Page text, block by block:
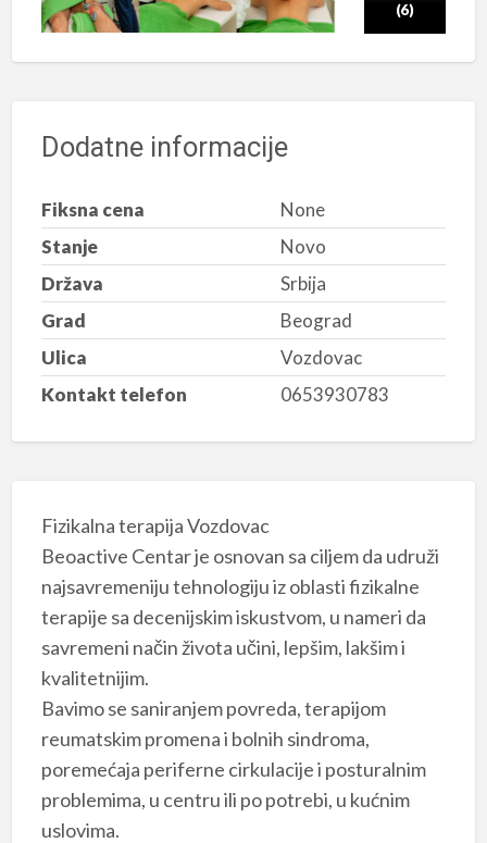
(6)
Dodatne informacije
Fiksna cena
None
Stanje
Novo
Država
Srbija
Grad
Beograd
Ulica
Vozdovac
Kontakt telefon
0653930783
Fizikalna terapija Vozdovac
Beoactive Centar je osnovan sa ciljem da udruži
najsavremeniju tehnologiju iz oblasti fizikalne
terapije sa decenijskim iskustvom, u nameri da
savremeni način života učini, lepšim, lakšim i
kvalitetnijim.
Bavimo se saniranjem povreda, terapijom
reumatskim promena i bolnih sindroma,
poremećaja periferne cirkulacije i posturalnim
problemima, u centru ili po potrebi, u kućnim
uslovima.